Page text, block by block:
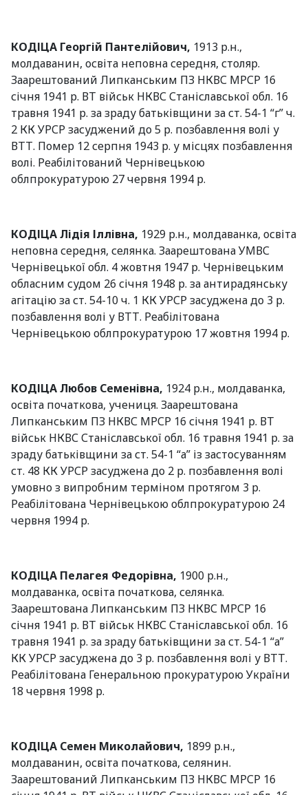
КОДІЦА Георгій Пантелійович, 1913 р.н.,
молдаванин, освіта неповна середня, столяр.
Заарештований Липканським ПЗ НКВС МРСР 16
січня 1941 р. ВТ військ НКВС Станіславської обл. 16
травня 1941 р. за зраду батьківщини за ст. 54-1 “г” ч.
2 КК УРСР засуджений до 5 р. позбавлення волі у
ВТТ. Помер 12 серпня 1943 р. у місцях позбавлення
волі. Реабілітований Чернівецькою
облпрокуратурою 27 червня 1994 р.
КОДІЦА Лідія Іллівна, 1929 р.н., молдаванка, освіта
неповна середня, селянка. Заарештована УМВС
Чернівецької обл. 4 жовтня 1947 р. Чернівецьким
обласним судом 26 січня 1948 р. за антирадянську
агітацію за ст. 54-10 ч. 1 КК УРСР засуджена до 3 р.
позбавлення волі у ВТТ. Реабілітована
Чернівецькою облпрокуратурою 17 жовтня 1994 р.
КОДІЦА Любов Семенівна, 1924 р.н., молдаванка,
освіта початкова, учениця. Заарештована
Липканським ПЗ НКВС МРСР 16 січня 1941 р. ВТ
військ НКВС Станіславської обл. 16 травня 1941 р. за
зраду батьківщини за ст. 54-1 “а” із застосуванням
ст. 48 КК УРСР засуджена до 2 р. позбавлення волі
умовно з випробним терміном протягом 3 р.
Реабілітована Чернівецькою облпрокуратурою 24
червня 1994 р.
КОДІЦА Пелагея Федорівна, 1900 р.н.,
молдаванка, освіта початкова, селянка.
Заарештована Липканським ПЗ НКВС МРСР 16
січня 1941 р. ВТ військ НКВС Станіславської обл. 16
травня 1941 р. за зраду батьківщини за ст. 54-1 “а”
КК УРСР засуджена до 3 р. позбавлення волі у ВТТ.
Реабілітована Генеральною прокуратурою України
18 червня 1998 р.
КОДІЦА Семен Миколайович, 1899 р.н.,
молдаванин, освіта початкова, селянин.
Заарештований Липканським ПЗ НКВС МРСР 16